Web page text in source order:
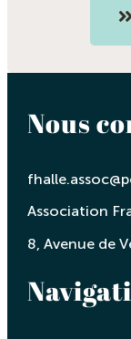
Nous
Association
8, Avenue de